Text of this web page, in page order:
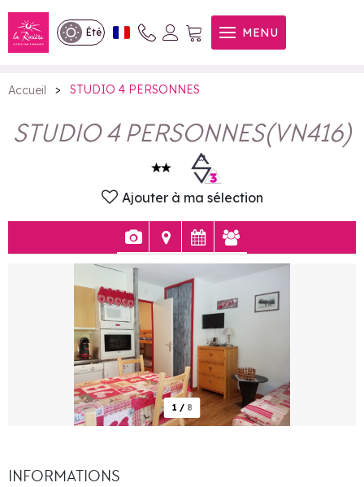
Été MENU
STUDIO 4 PERSONNES
Accueil > STUDIO 4 PERSONNES
STUDIO 4 PERSONNES(VN416)
Ajouter à ma sélection
1 / 8
INFORMATIONS